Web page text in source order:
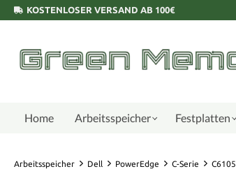
KOSTENLOSER VERSAND AB 100€
Home Arbeitsspeicher Festplatten
Arbeitsspeicher Dell PowerEdge C-Serie C6105